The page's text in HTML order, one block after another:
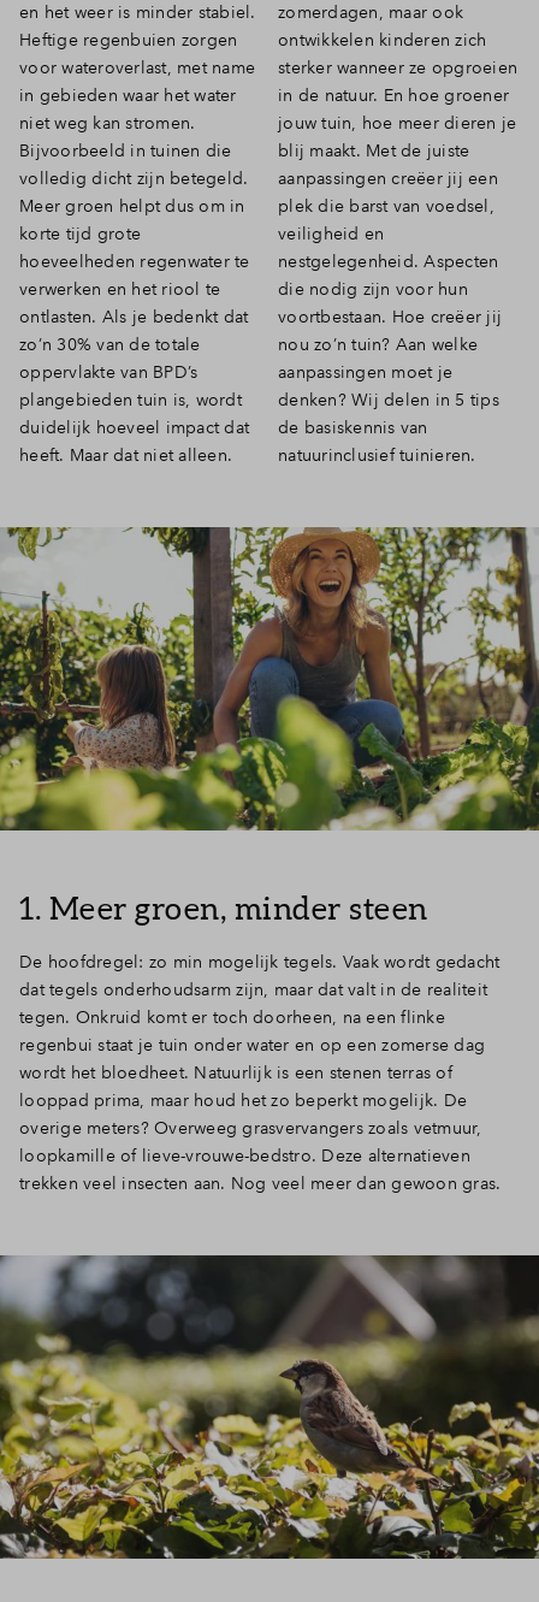
Inloggen
en het weer is minder stabiel.
Heftige regenbuien zorgen
voor wateroverlast, met name
in gebieden waar het water
niet weg kan stromen.
Bijvoorbeeld in tuinen die
volledig dicht zijn betegeld.
Meer groen helpt dus om in
korte tijd grote
hoeveelheden regenwater te
verwerken en het riool te
ontlasten. Als je bedenkt dat
zo’n 30% van de totale
oppervlakte van BPD’s
plangebieden tuin is, wordt
duidelijk hoeveel impact dat
heeft. Maar dat niet alleen.
zomerdagen, maar ook
ontwikkelen kinderen zich
sterker wanneer ze opgroeien
in de natuur. En hoe groener
jouw tuin, hoe meer dieren je
blij maakt. Met de juiste
aanpassingen creëer jij een
plek die barst van voedsel,
veiligheid en
nestgelegenheid. Aspecten
die nodig zijn voor hun
voortbestaan. Hoe creëer jij
nou zo’n tuin? Aan welke
aanpassingen moet je
denken? Wij delen in 5 tips
de basiskennis van
natuurinclusief tuinieren.
1. Meer groen, minder steen
De hoofdregel: zo min mogelijk tegels. Vaak wordt gedacht
dat tegels onderhoudsarm zijn, maar dat valt in de realiteit
tegen. Onkruid komt er toch doorheen, na een flinke
regenbui staat je tuin onder water en op een zomerse dag
wordt het bloedheet. Natuurlijk is een stenen terras of
looppad prima, maar houd het zo beperkt mogelijk. De
overige meters? Overweeg grasvervangers zoals vetmuur,
loopkamille of lieve-vrouwe-bedstro. Deze alternatieven
trekken veel insecten aan. Nog veel meer dan gewoon gras.